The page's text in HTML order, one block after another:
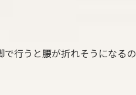
行うと腰が折れそうになるの